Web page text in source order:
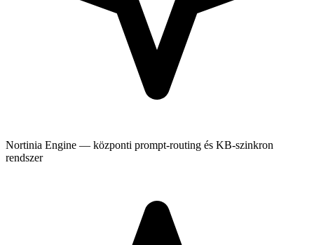
Nortinia Engine — központi prompt-routing és KB-szinkron
rendszer